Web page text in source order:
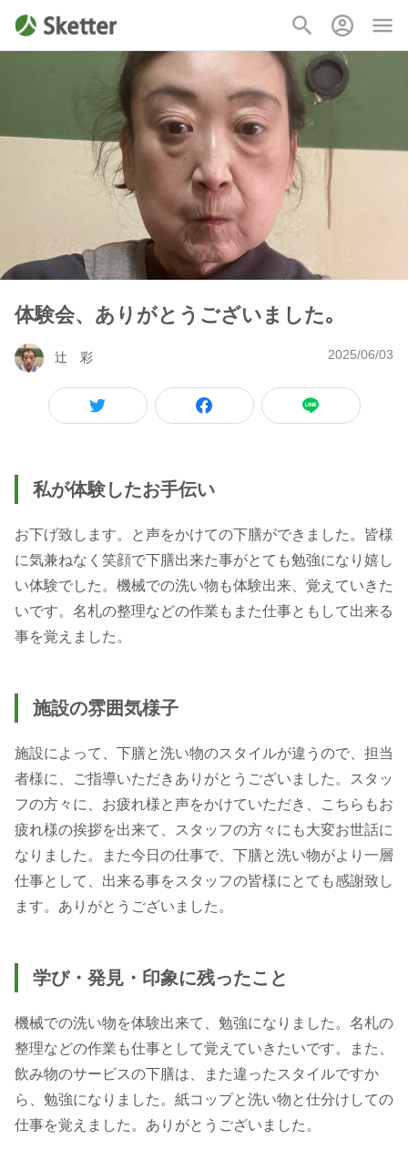
体験会、ありがとうございました｡
辻 彩 2025/06/03
私が体験したお手伝い
お下げ致します。と声をかけての下膳ができました。皆様
に気兼ねなく笑顔で下膳出来た事がとても勉強になり嬉し
い体験でした。機械での洗い物も体験出来、覚えていきた
いです。名札の整理などの作業もまた仕事ともして出来る
事を覚えました。
施設の雰囲気様子
施設によって、下膳と洗い物のスタイルが違うので、担当
者様に、ご指導いただきありがとうございました。スタッ
フの方々に、お疲れ様と声をかけていただき、こちらもお
疲れ様の挨拶を出来て、スタッフの方々にも大変お世話に
なりました。また今日の仕事で、下膳と洗い物がより一層
仕事として、出来る事をスタッフの皆様にとても感謝致し
ます。ありがとうございました。
学び・発見・印象に残ったこと
機械での洗い物を体験出来て、勉強になりました。名札の
整理などの作業も仕事として覚えていきたいです。また、
飲み物のサービスの下膳は、また違ったスタイルですか
ら、勉強になりました。紙コップと洗い物と仕分けしての
仕事を覚えました。ありがとうございました。